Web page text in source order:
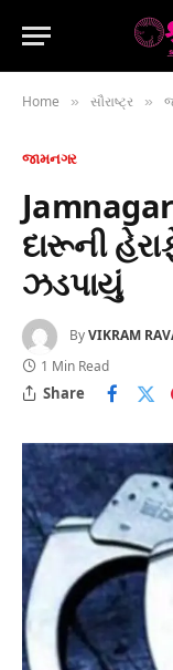
Home » સૌરાષ્ટ્ર »
જામનગર
દારૂની
ઝડપાયું
ByVIKRAM
1 Min Read
Share